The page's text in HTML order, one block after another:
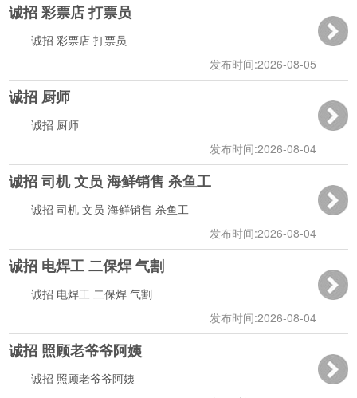
诚招 彩票店 打票员
发布时间:2026-08-05
诚招 彩票店 打票员
诚招 厨师
发布时间:2026-08-04
15:09:53
诚招 厨师
诚招 司机 文员 海鲜销售 杀鱼工
发布时间:2026-08-04
诚招 司机 文员 海鲜销售 杀鱼工
诚招 电焊工 二保焊 气割
发布时间:2026-08-04
诚招 电焊工 二保焊 气割
诚招 照顾老爷爷阿姨
诚招 照顾老爷爷阿姨